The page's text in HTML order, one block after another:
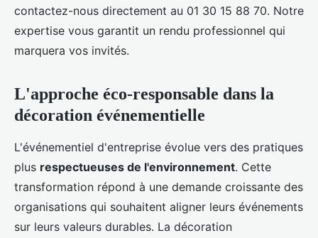
contactez-nous directement au 01 30 15 88 70. Notre
expertise vous garantit un rendu professionnel qui
marquera vos invités.
L'approche éco-responsable dans la
décoration événementielle
L'événementiel d'entreprise évolue vers des pratiques
plus respectueuses de l'environnement. Cette
transformation répond à une demande croissante des
organisations qui souhaitent aligner leurs événements
sur leurs valeurs durables. La décoration